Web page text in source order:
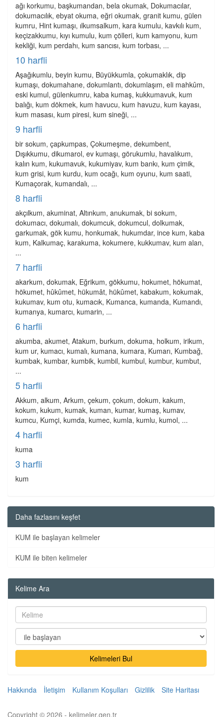
ağı korkumu, başkumandan, bela okumak, Dokumacılar,
dokumacılık, ebyat okuma, eğri okumak, granit kumu, gülen
kumru, Hint kumaşı, ılkumsalkum, kara kumulu, kavkılı kum,
keçizakkumu, kıyı kumulu, kum çölleri, kum kamyonu, kum
kekliği, kum perdahı, kum sancısı, kum torbası, ...
10 harfli
Aşağıkumlu, beyin kumu, Büyükkumla, çokumaklık, dip
kumaşı, dokumahane, dokumlantı, dokumlaşım, eli mahkûm,
eski kumul, gülenkumru, kaba kumaş, kukkumavuk, kum
balığı, kum dökmek, kum havucu, kum havuzu, kum kayası,
kum masası, kum piresi, kum sineği, ...
9 harfli
bir sokum, çapkumpas, Çokumeşme, dekumbent,
Dışıkkumu, dikumarol, ev kumaşı, görukumlu, havalıkum,
kalın kum, kukumavuk, kukumiyav, kum bankı, kum çimik,
kum grisi, kum kurdu, kum ocağı, kum oyunu, kum saati,
Kumaçorak, kumandalı, ...
8 harfli
akçılkum, akuminat, Altınkum, anukumak, bi sokum,
dokumacı, dokumalı, dokumcuk, dokumcul, dolkumak,
garkumak, gök kumu, honkumak, hukumdar, ince kum, kaba
kum, Kalkumaç, karakuma, kokumere, kukkumav, kum alan,
...
7 harfli
akarkum, dokumak, Eğrikum, gökkumu, hokumet, hökumat,
hökumet, hûkûmet, hükumât, hükûmet, kabakum, kokumak,
kukumav, kum otu, kumacık, Kumanca, kumanda, Kumandı,
kumanya, kumarcı, kumarin, ...
6 harfli
akumba, akumet, Atakum, burkum, dokuma, holkum, irikum,
kum ur, kumacı, kumalı, kumana, kumara, Kumarı, Kumbağ,
kumbak, kumbar, kumbik, kumbil, kumbul, kumbur, kumbut,
...
5 harfli
Akkum, alkum, Arkum, çekum, çokum, dokum, kakum,
kokum, kukum, kumak, kuman, kumar, kumaş, kumav,
kumcu, Kumçi, kumda, kumec, kumla, kumlu, kumol, ...
4 harfli
kuma
3 harfli
kum
Daha fazlasını keşfet
KUM ile başlayan kelimeler
KUM ile biten kelimeler
Kelime Ara
Kelimeleri Bul
Hakkında İletişim Kullanım Koşulları Gizlilik Site Haritası
Copyright © 2026 - kelimeler.gen.tr